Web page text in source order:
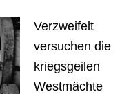
Verzweifelt
versuchen die
kriegsgeilen
Westmächte